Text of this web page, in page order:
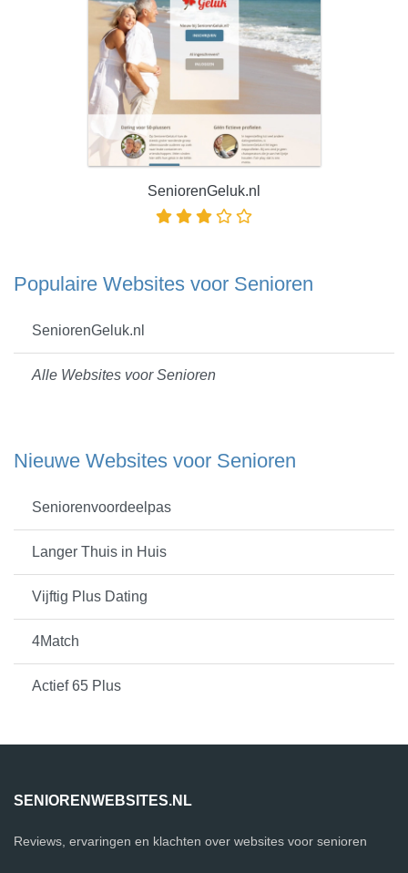
SeniorenGeluk.nl
Populaire Websites voor Senioren
SeniorenGeluk.nl
Alle Websites voor Senioren
Nieuwe Websites voor Senioren
Seniorenvoordeelpas
Langer Thuis in Huis
Vijftig Plus Dating
4Match
Actief 65 Plus
SENIORENWEBSITES.NL
Reviews, ervaringen en klachten over websites voor senioren